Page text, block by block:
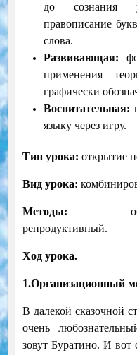
до сознания
правописание
слова.
Развивающая:
применения
графически
Воспитательная:
языку через игру.
Тип урока: открытие
Вид урока:
Методы:
репродуктивный.
Ход урока.
1.Организационный
В далекой сказочной
очень
зовут Буратино. И